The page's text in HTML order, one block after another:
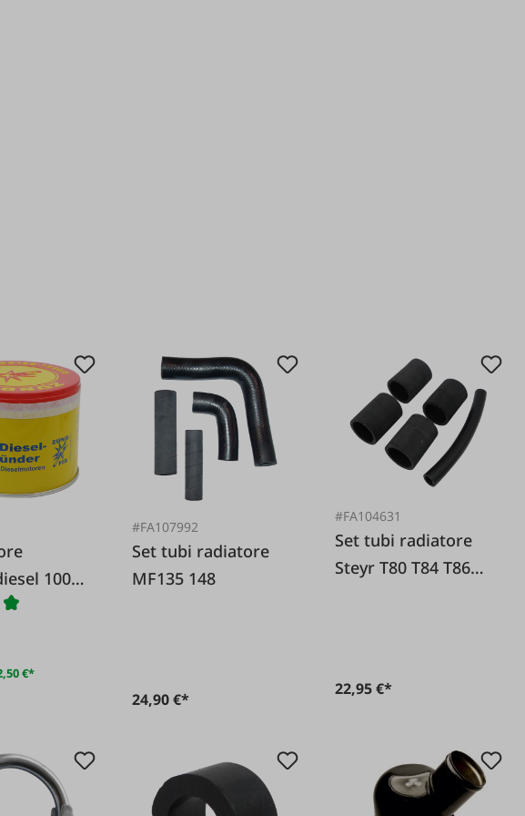
100
€*
#FA107992
Set tubi radiatore
MF135 148
24,90 €*
#FA104631
Set tubi radiatore
Steyr T80 T84 T86
raffreddamento
158145~104640~1046
40~Teglia universale
22,95 €*